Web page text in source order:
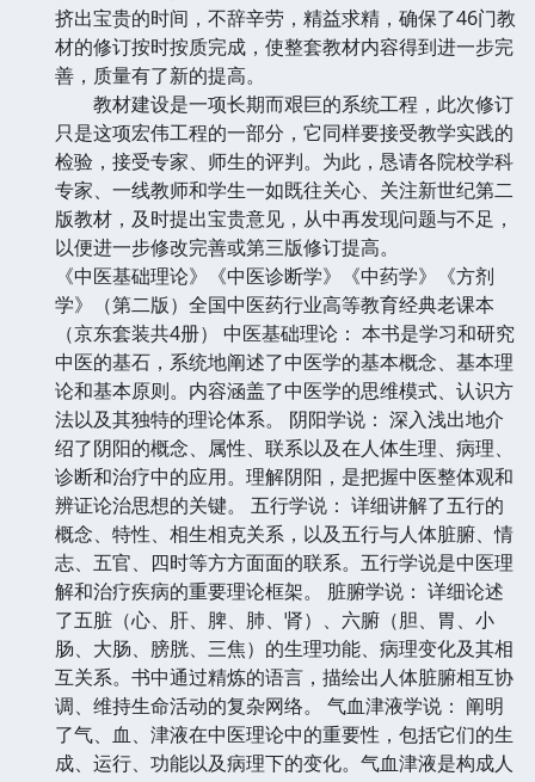
挤出宝贵的时间，不辞辛劳，精益求精，确保了46门教
材的修订按时按质完成，使整套教材内容得到进一步完
善，质量有了新的提高。
教材建设是一项长期而艰巨的系统工程，此次修订
只是这项宏伟工程的一部分，它同样要接受教学实践的
检验，接受专家、师生的评判。为此，恳请各院校学科
专家、一线教师和学生一如既往关心、关注新世纪第二
版教材，及时提出宝贵意见，从中再发现问题与不足，
以便进一步修改完善或第三版修订提高。
《中医基础理论》《中医诊断学》《中药学》《方剂
学》（第二版）全国中医药行业高等教育经典老课本
（京东套装共4册） 中医基础理论： 本书是学习和研究
中医的基石，系统地阐述了中医学的基本概念、基本理
论和基本原则。内容涵盖了中医学的思维模式、认识方
法以及其独特的理论体系。 阴阳学说： 深入浅出地介
绍了阴阳的概念、属性、联系以及在人体生理、病理、
诊断和治疗中的应用。理解阴阳，是把握中医整体观和
辨证论治思想的关键。 五行学说： 详细讲解了五行的
概念、特性、相生相克关系，以及五行与人体脏腑、情
志、五官、四时等方方面面的联系。五行学说是中医理
解和治疗疾病的重要理论框架。 脏腑学说： 详细论述
了五脏（心、肝、脾、肺、肾）、六腑（胆、胃、小
肠、大肠、膀胱、三焦）的生理功能、病理变化及其相
互关系。书中通过精炼的语言，描绘出人体脏腑相互协
调、维持生命活动的复杂网络。 气血津液学说： 阐明
了气、血、津液在中医理论中的重要性，包括它们的生
成、运行、功能以及病理下的变化。气血津液是构成人